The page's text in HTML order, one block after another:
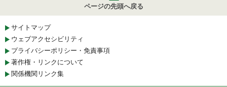
ページの先頭へ戻る
サイトマップ
ウェブアクセシビリティ
プライバシーポリシー・免責事項
著作権・リンクについて
関係機関リンク集